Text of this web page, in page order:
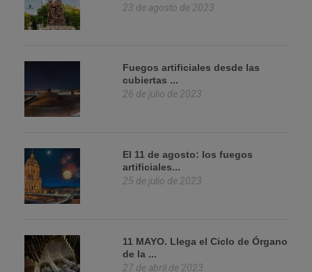
23 de agosto de 2023
Fuegos artificiales desde las
cubiertas ...
26 de julio de 2023
El 11 de agosto: los fuegos
artificiales...
25 de julio de 2023
11 MAYO. Llega el Ciclo de Órgano
de la ...
27 de abril de 2023